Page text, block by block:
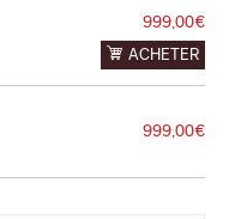
999,00€
ACHETER
999,00€